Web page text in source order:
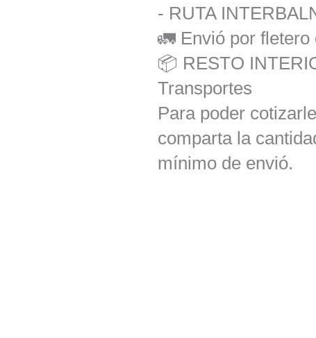
- RUTA
🚛 Envió por
📦 RESTO
Transportes
Para poder
comparta la
mínimo de envió.